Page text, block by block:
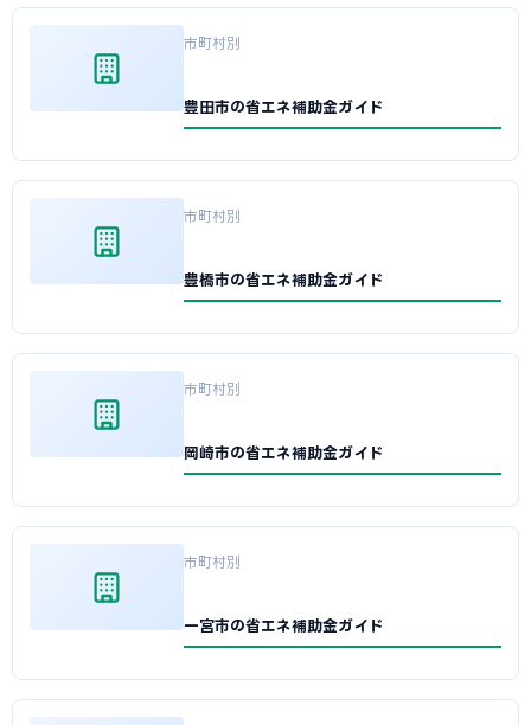
市町村別
豊田市の省エネ補助金ガイド
市町村別
豊橋市の省エネ補助金ガイド
市町村別
岡崎市の省エネ補助金ガイド
市町村別
一宮市の省エネ補助金ガイド